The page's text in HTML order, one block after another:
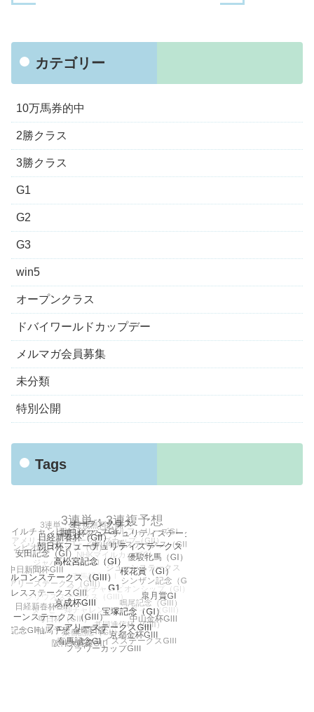
カテゴリー
10万馬券的中
2勝クラス
3勝クラス
G1
G2
G3
win5
オープンクラス
ドバイワールドカップデー
メルマガ会員募集
未分類
特別公開
Tags